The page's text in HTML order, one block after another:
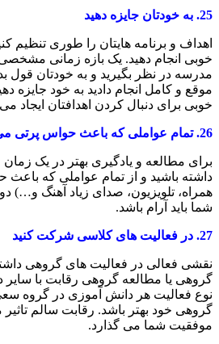
25. به خودتان جایزه دهید
اهداف و برنامه هایتان را طوری تنظیم
خوبی انجام دهید. یک بازه زمانی مشخصی
مدرسه در نظر بگیرید و به خودتان قول
موقع و کامل انجام دادید به خود جایزه
خوبی برای دنبال کردن اهدافتان ایجاد
26. تمام عواملی که باعث حواس پرتی
برای مطالعه و یادگیری بهتر در یک
داشته باشید و از تمام عواملی که
همراه، تلویزیون، صدای زیاد آهنگ و…)
شما باید آرام باشد.
27. در فعالیت های کلاسی شرکت کنید
نقشی فعالی در فعالیت های گروهی
گروهی یا مطالعه گروهی رقابت با سایر
نوع فعالیت هر دانش آموزی در گروه
گروهی خود بهتر باشد. رقابت سالم تاثیر
موفقیت شما می گذارد.